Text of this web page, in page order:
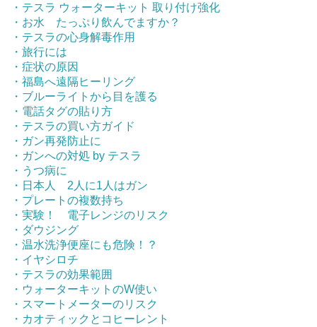
・テスラ ウォーターキット 取り付け強化
・お水 たっぷり飲んでますか？
・テスラの心身解毒作用
・旅行には
・症状の原因
・福島へ遠隔ヒーリング
・ブルーライトから目を護る
・電話タグの貼り方
・テスラの買い方ガイド
・ガン再発防止に
・ガンへの対処 by テスラ
・うつ病に
・日本人 2人に1人はガン
・プレートの複数持ち
・実験！ 電子レンジのリスク
・ダウジング
・温水洗浄便座にも危険！？
・イヤシロチ
・テスラの効果範囲
・ウォーターキットのW使い
・スマートメーターのリスク
・カオティックとコヒーレント